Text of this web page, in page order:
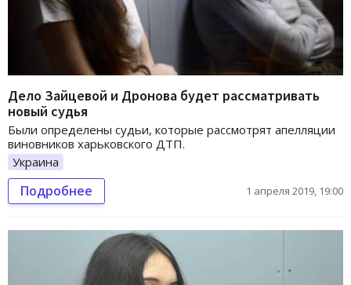
Дело Зайцевой и Дронова будет рассматривать
новый судья
Были определены судьи, которые рассмотрят апелляции
виновников харьковского ДТП.
Украина
Подробнее 1 апреля 2019, 19:00